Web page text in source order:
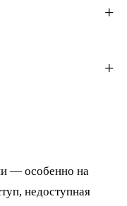
— особенно на
недоступная